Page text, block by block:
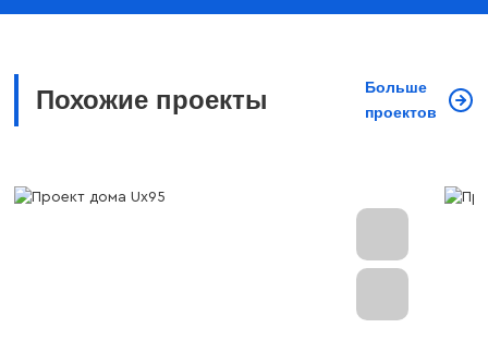
Похожие проекты
Больше
проектов